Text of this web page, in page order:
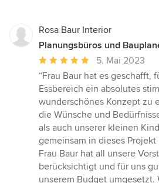
Sternen
Rosa Baur Interior
Planungsbüros und
Durchschnittliche
Bewertung:
5
von
5
Sternen
5. Mai 2023
“Frau Baur hat es geschafft,
Essbereich ein absolutes
wunderschönes Konzept zu
die Wünsche und
als auch unserer kleinen
gemeinsam in dieses
Frau Baur hat all unsere
berücksichtigt und für uns
unserem Budget umgesetzt.